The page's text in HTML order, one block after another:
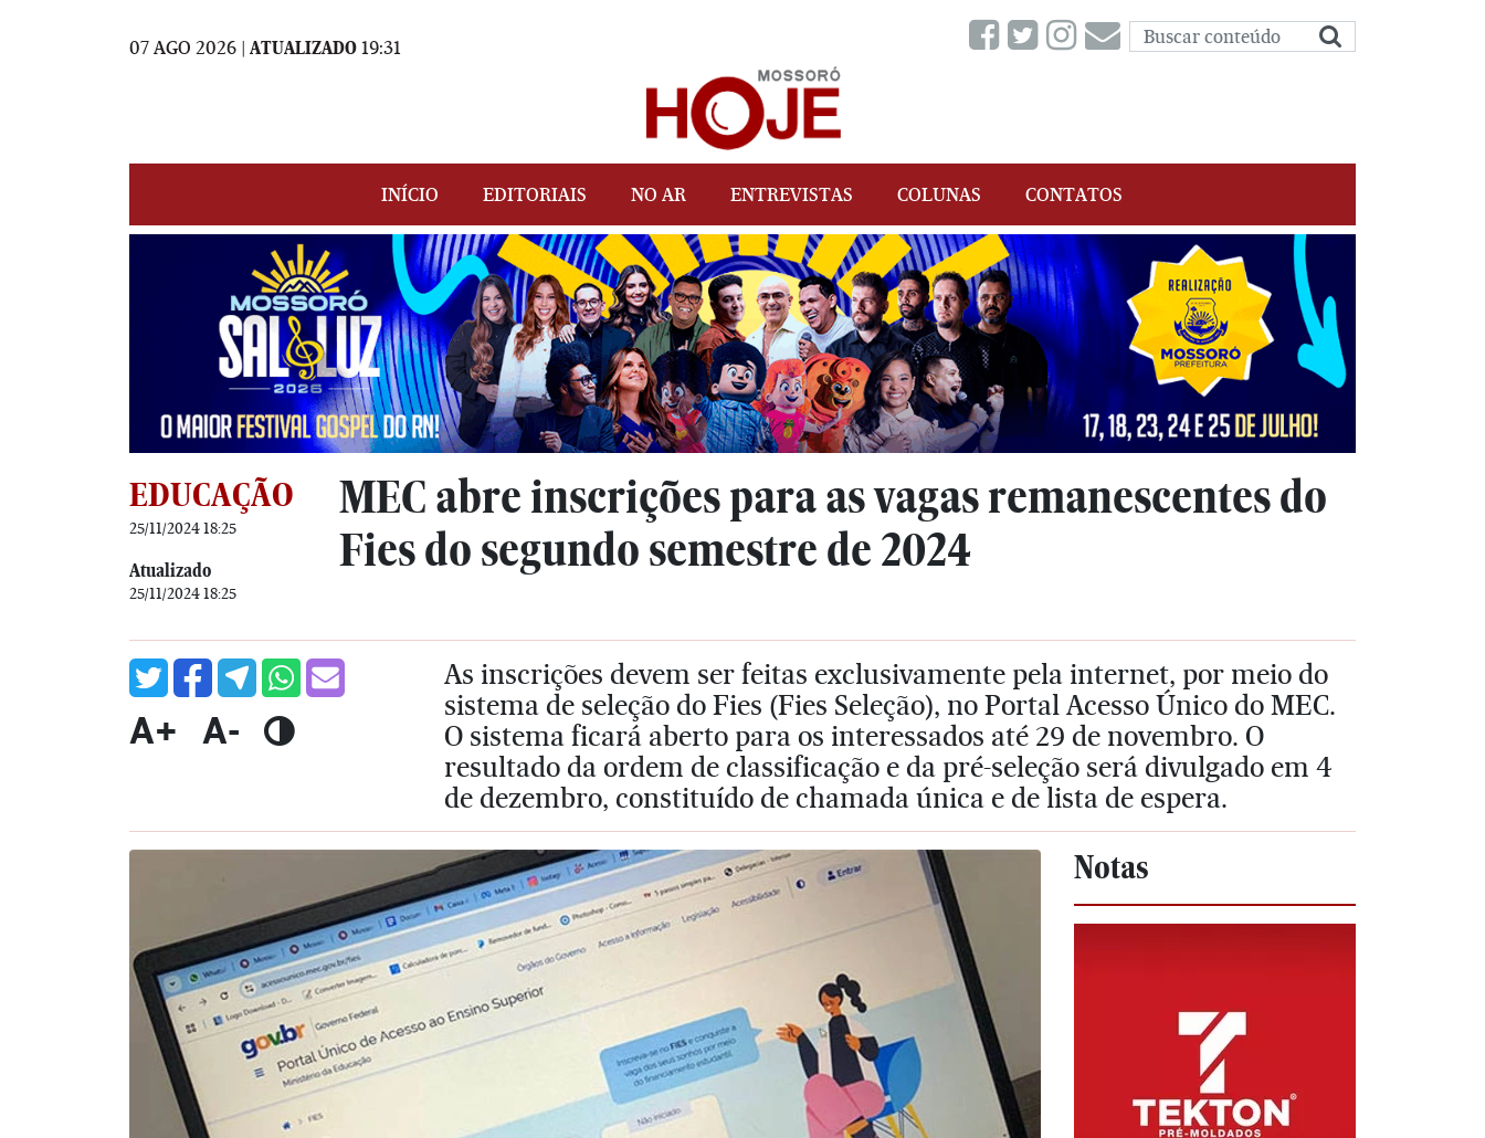
07 AGO 2026 | ATUALIZADO 19:31
INÍCIO EDITORIAIS NO AR ENTREVISTAS COLUNAS CONTATOS
EDUCAÇÃO
25/11/2024 18:25
Atualizado
25/11/2024 18:25
MEC abre inscrições para as vagas remanescentes do
Fies do segundo semestre de 2024
A+ A-
As inscrições devem ser feitas exclusivamente pela internet, por meio do
sistema de seleção do Fies (Fies Seleção), no Portal Acesso Único do MEC.
O sistema ficará aberto para os interessados até 29 de novembro. O
resultado da ordem de classificação e da pré-seleção será divulgado em 4
de dezembro, constituído de chamada única e de lista de espera.
Notas